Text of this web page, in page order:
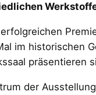
im ­historischen
präsentieren
der